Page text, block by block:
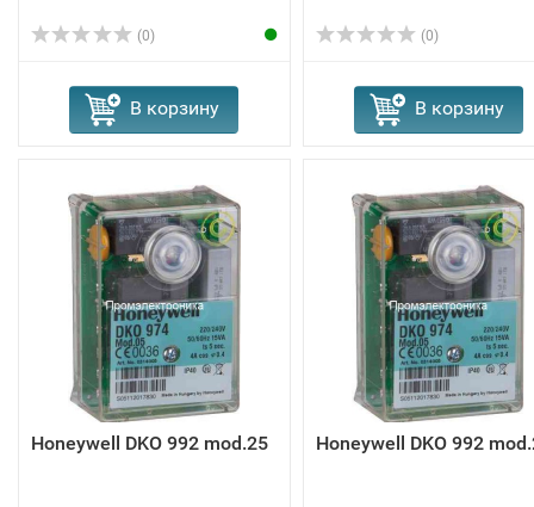
(0)
В корзину
(0)
В корзину
Honeywell DKO 992 mod.25 Honeywell DKO 992